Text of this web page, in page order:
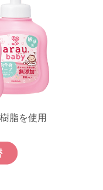
脂を使用